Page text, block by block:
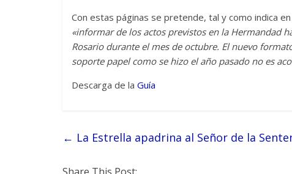
Con estas páginas se pretende, tal y como indica
«informar de los actos previstos en la Hermandad
Rosario durante el mes de octubre. El nuevo
soporte papel como se hizo el año pasado no es
Descarga de la Guía
← La Estrella apadrina al Señor de la